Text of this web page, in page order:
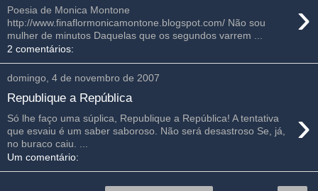
›
Poesia de Monica Montone
http://www.finaflormonicamontone.blogspot.com/ Não sou
mulher de minutos Daquelas que os segundos varrem ...
2 comentários:
domingo, 4 de novembro de 2007
Republique a República
›
Só lhe faço uma súplica, Republique a República! A tentativa
que esvaiu é um saber saboroso. Não será desastroso Se, já,
no buraco caiu. ...
Um comentário: